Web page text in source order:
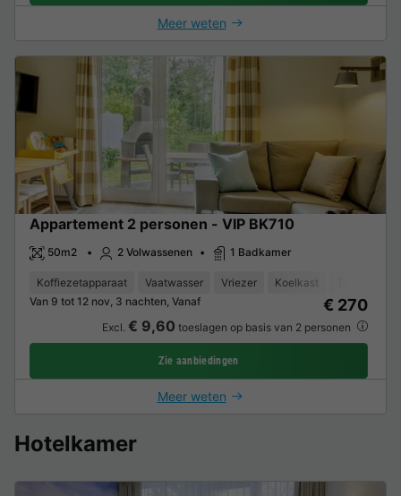
Meer weten
Appartement 2 personen - VIP BK710
50m2 2 Volwassenen 1 Badkamer
Koffiezetapparaat Vaatwasser Vriezer Koelkast
Van 9 tot 12 nov, 3 nachten, Vanaf
€ 270
Excl. € 9,60 toeslagen op basis van 2 personen
Zie aanbiedingen
Meer weten
Hotelkamer